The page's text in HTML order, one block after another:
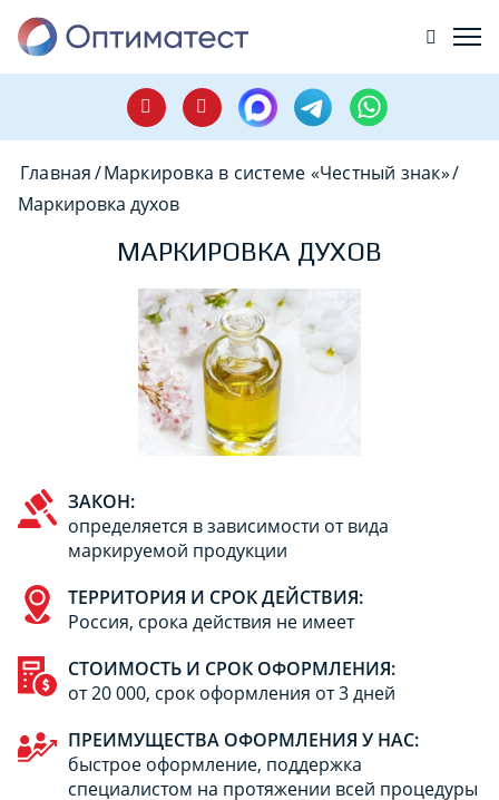
Главная/Маркировка в системе «Честный знак»/
Маркировка духов
МАРКИРОВКА ДУХОВ
ЗАКОН:
определяется в зависимости от вида
маркируемой продукции
ТЕРРИТОРИЯ И СРОК ДЕЙСТВИЯ:
Россия, срока действия не имеет
СТОИМОСТЬ И СРОК ОФОРМЛЕНИЯ:
от 20 000, срок оформления от 3 дней
ПРЕИМУЩЕСТВА ОФОРМЛЕНИЯ У НАС:
быстрое оформление, поддержка
специалистом на протяжении всей процедуры